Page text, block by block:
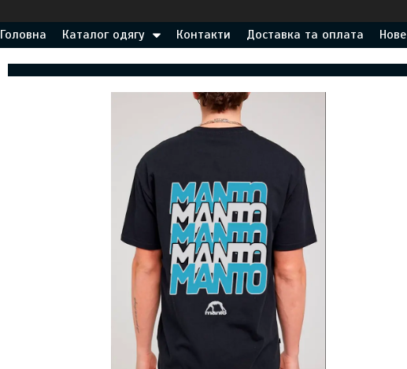
Головна Каталог одягу Контакти Доставка та оплата Нове